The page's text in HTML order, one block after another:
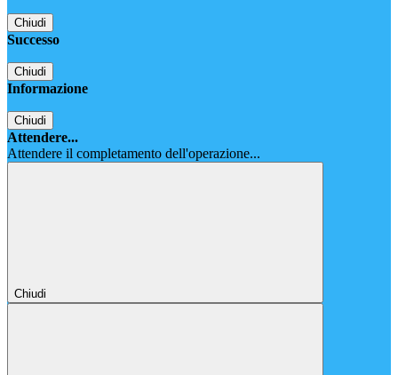
Chiudi
Successo
Chiudi
Informazione
Chiudi
Attendere...
Attendere il completamento dell'operazione...
Chiudi